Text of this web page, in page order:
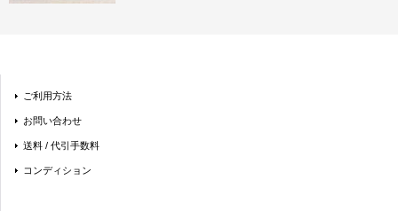
ご利用方法
お問い合わせ
送料 / 代引手数料
コンディション